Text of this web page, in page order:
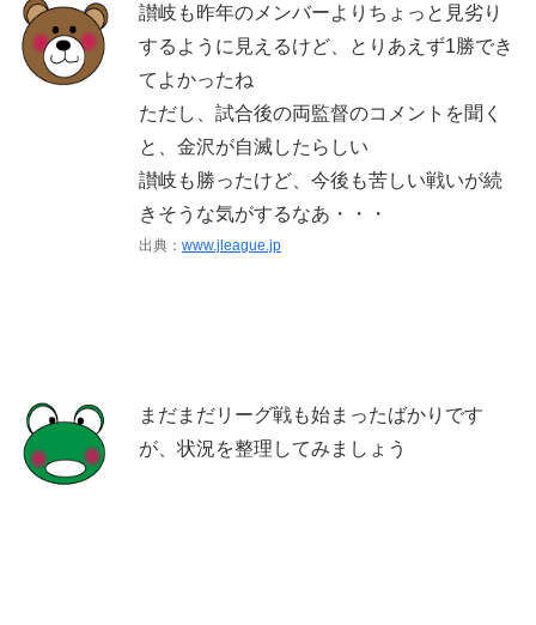
讃岐も昨年のメンバーよりちょっと見劣り
するように見えるけど、とりあえず1勝でき
てよかったね
ただし、試合後の両監督のコメントを聞く
と、金沢が自滅したらしい
讃岐も勝ったけど、今後も苦しい戦いが続
きそうな気がするなあ・・・
出典： www.jleague.jp
まだまだリーグ戦も始まったばかりです
が、状況を整理してみましょう